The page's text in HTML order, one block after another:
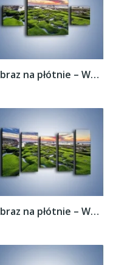
Obraz na płótnie – Woda w nierównym...
Obraz na płótnie – Woda w nierównym...